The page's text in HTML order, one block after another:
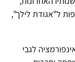
ל"אגודת לילך",
לגבי